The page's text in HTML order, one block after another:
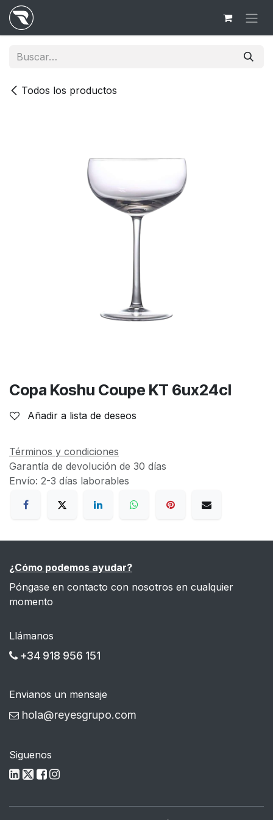
Ir al contenido
Todos los productos
Copa Koshu Coupe KT 6ux24cl
Añadir a lista de deseos
Términos y condiciones
Garantía de devolución de 30 días
Envío: 2-3 días laborables
¿Cómo podemos ayudar?
Póngase en contacto con nosotros en cualquier
momento
Llámanos
+34 918 956 151
Envianos un mensaje
hola@reyesgrupo.com
Siguenos